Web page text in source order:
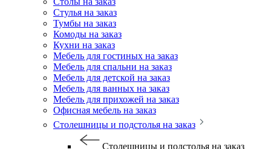
Стулья на заказ
Тумбы на заказ
Комоды на заказ
Кухни на заказ
Мебель для гостиных на заказ
Мебель для спальни на заказ
Мебель для детской на заказ
Мебель для ванных на заказ
Мебель для прихожей на заказ
Офисная мебель на заказ
Столешницы и подстолья на заказ
Столешницы и подстолья на заказ